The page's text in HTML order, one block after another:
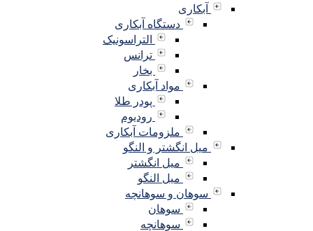
آبکاری
دستگاه آبکاری
التراسونیک
ترانس
بخار
مواد آبکاری
پودر طلا
رودیوم
ملزومات آبکاری
میل انگشتر و النگو
میل انگشتر
میل النگو
سوهان و سوهانچه
سوهان
سوهانچه